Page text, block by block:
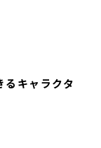
るキャラクタ